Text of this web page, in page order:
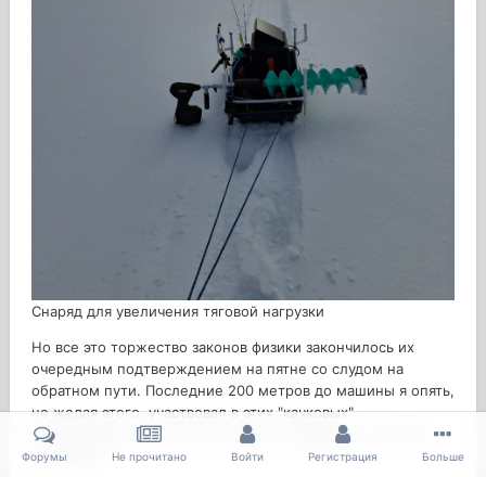
Снаряд для увеличения тяговой нагрузки
Но все это торжество законов физики закончилось их
очередным подтверждением на пятне со слудом на
обратном пути. Последние 200 метров до машины я опять,
не желая этого, участвовал в этих "качковых"
соревнованиях. В итоге до машины добрался, но сильно
уставший.
Форумы Не прочитано Войти Регистрация Больше